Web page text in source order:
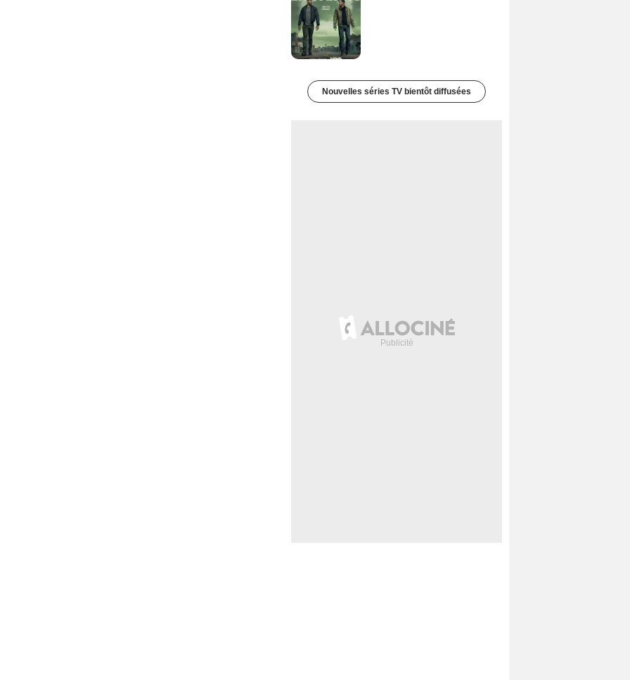
Nouvelles séries TV bientôt diffusées